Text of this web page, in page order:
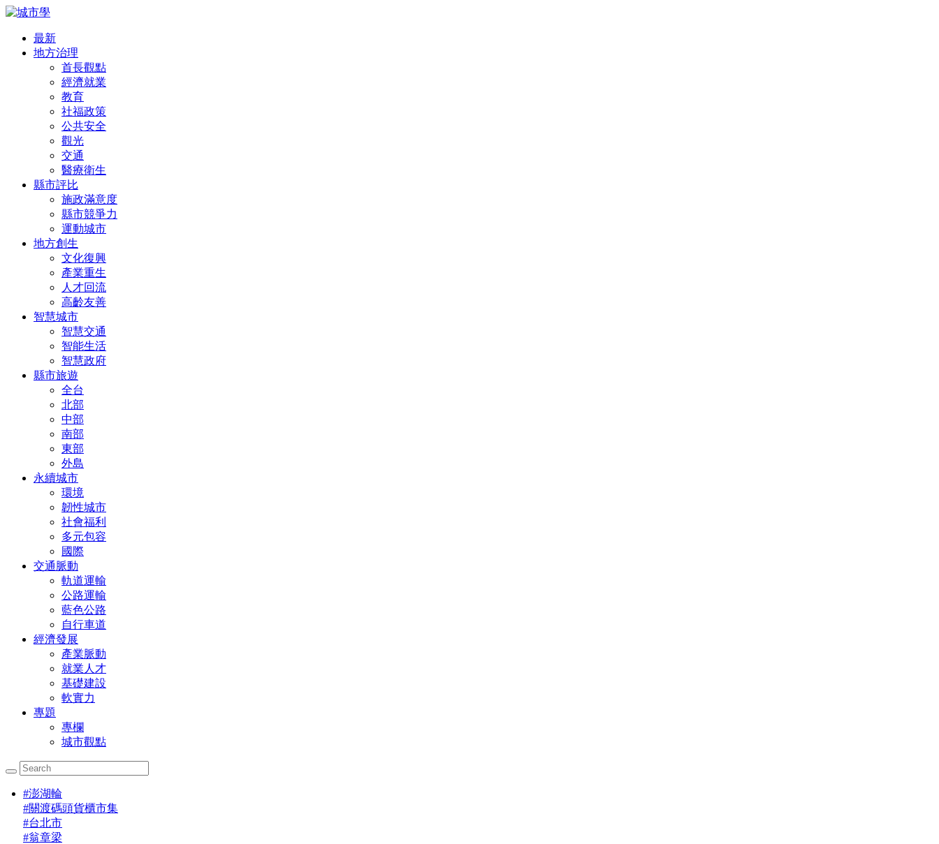
最新
地方治理
首長觀點
經濟就業
教育
社福政策
公共安全
觀光
交通
醫療衛生
縣市評比
施政滿意度
縣市競爭力
運動城市
地方創生
文化復興
產業重生
人才回流
高齡友善
智慧城市
智慧交通
智能生活
智慧政府
縣市旅遊
全台
北部
中部
南部
東部
外島
永續城市
環境
韌性城市
社會福利
多元包容
國際
交通脈動
軌道運輸
公路運輸
藍色公路
自行車道
經濟發展
產業脈動
就業人才
基礎建設
軟實力
專題
專欄
城市觀點
#澎湖輪
#關渡碼頭貨櫃市集
#台北市
#翁章梁